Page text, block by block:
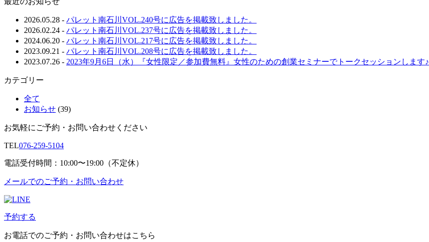
2026.05.28 - パレット南石川VOL.240号に広告を掲載致しました。
2026.02.24 - パレット南石川VOL.237号に広告を掲載致しました。
2024.06.20 - パレット南石川VOL.217号に広告を掲載致しました。
2023.09.21 - パレット南石川VOL.208号に広告を掲載致しました。
2023.07.26 - 2023年9月6日（水）『女性限定／参加費無料』女性のための創業セミナーでトークセッションします♪
カテゴリー
全て
お知らせ (39)
お気軽にご予約・お問い合わせください
TEL076-259-5104
電話受付時間：10:00〜19:00（不定休）
メールでのご予約・お問い合わせ
予約する
お電話でのご予約・お問い合わせはこちら